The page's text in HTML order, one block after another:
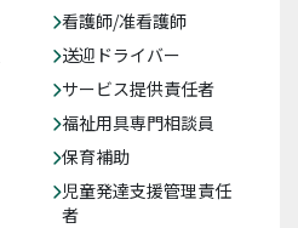
看護師/准看護師
送迎ドライバー
サービス提供責任者
福祉用具専門相談員
保育補助
児童発達支援管理責任
者